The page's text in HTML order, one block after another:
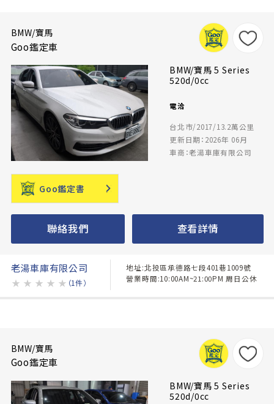
BMW/寶馬
Goo鑑定車
BMW/寶馬 5 Series
520d/0cc
電洽
台北市/2017/13.2萬公里
更新日期：2026年 06月
車商：老湯車庫有限公司
Goo鑑定書
聯絡我們 查看詳情
老湯車庫有限公司
★ ★ ★ ★ ★ （1件）
地址:北投區承德路七段401巷1009號
營業時間:10:00AM~21:00PM 周日公休
BMW/寶馬
Goo鑑定車
BMW/寶馬 5 Series
520d/0cc